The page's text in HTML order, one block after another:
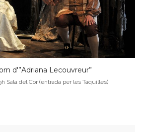
d'”Adriana Lecouvreur”
Sala del Cor (entrada per les Taquilles)